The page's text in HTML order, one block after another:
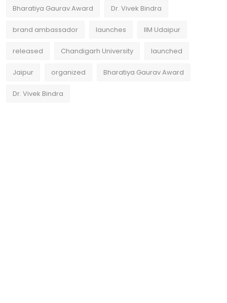
Bharatiya Gaurav Award Dr. Vivek Bindra
brand ambassador launches IIM Udaipur
released Chandigarh University launched
Jaipur organized Bharatiya Gaurav Award
Dr. Vivek Bindra